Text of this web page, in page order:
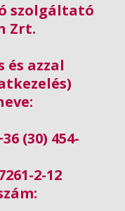
szolgáltató
Zrt.
és azzal
(30) 454-
2-12